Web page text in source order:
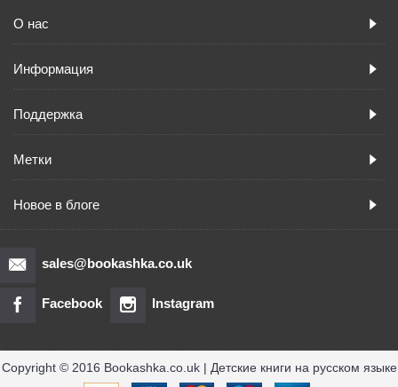
О нас
Информация
Поддержка
Метки
Новое в блоге
sales@bookashka.co.uk
Facebook Instagram
Copyright © 2016 Bookashka.co.uk | Детские книги на русском языке